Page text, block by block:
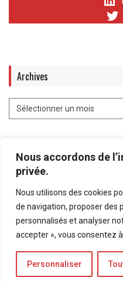
Nous accordons de
privée.
Nous utilisons des cookies
de navigation, proposer des
personnalisés et analyser
accepter », vous consentez
Personnaliser
Archives
Mentions légales Politique
Bluesky
LinkedIn
Twitter
© Forces